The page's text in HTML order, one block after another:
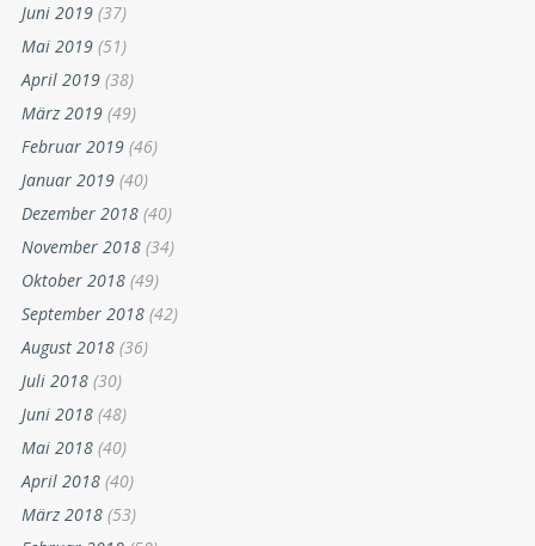
Juni 2019 (37)
Mai 2019 (51)
April 2019 (38)
März 2019 (49)
Februar 2019 (46)
Januar 2019 (40)
Dezember 2018 (40)
November 2018 (34)
Oktober 2018 (49)
September 2018 (42)
August 2018 (36)
Juli 2018 (30)
Juni 2018 (48)
Mai 2018 (40)
April 2018 (40)
März 2018 (53)